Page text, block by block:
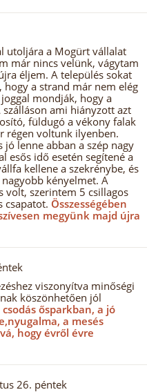
utoljára a Mogürt vállalat
már nincs velünk, vágytam
éljem. A település sokat
a strand már nem elég
mondják, hogy a
ami hiányzott azt
füldugó a vékony falak
régen voltunk ilyenben.
jó lenne abban a szép nagy
esős idő esetén segítené a
kellene a szekrénybe, és
kényelmet. A
volt, szerintem 5 csillagos
csapatot. Összességében
megyünk majd újra
viszonyítva minőségi
köszönhetően jól
ősparkban, a jó
a mesés
hogy évről évre
26. péntek